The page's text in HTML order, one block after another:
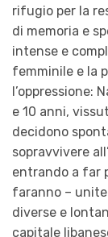
rifugio per la
di memoria e
intense e
femminile e la
l’oppressione:
e 10 anni,
decidono
sopravvivere
entrando a far
faranno –
diverse e
capitale